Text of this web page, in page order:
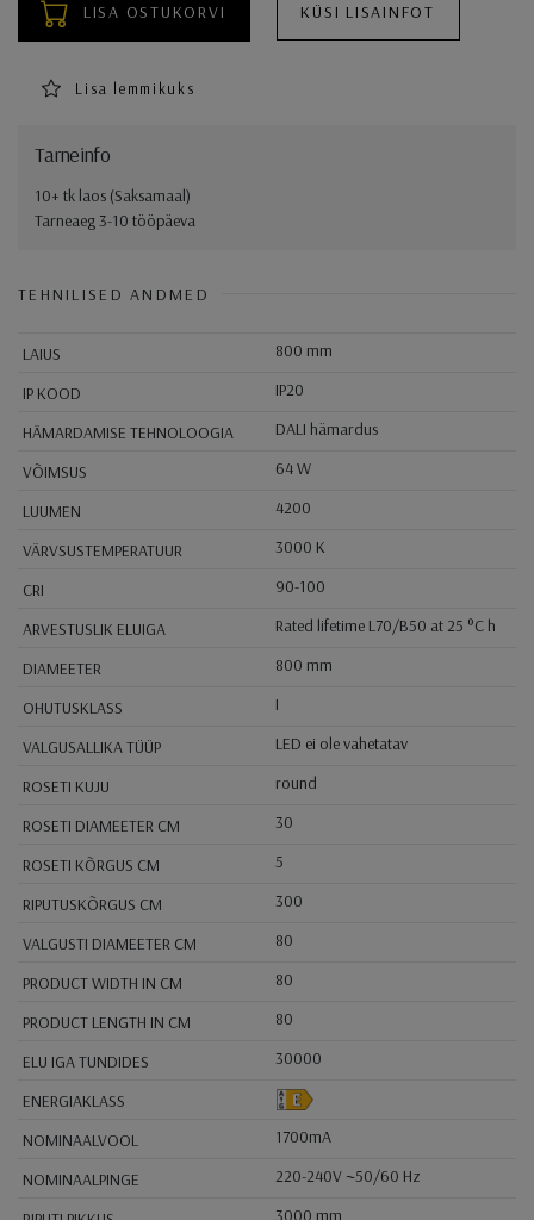
LISA OSTUKORVI KÜSI LISAINFOT
Lisa lemmikuks
Tarneinfo
10+ tk laos (Saksamaal)
Tarneaeg 3-10 tööpäeva
TEHNILISED ANDMED
LAIUS
800 mm
IP KOOD
IP20
HÄMARDAMISE TEHNOLOOGIA
DALI hämardus
VÕIMSUS
64 W
LUUMEN
4200
VÄRVSUSTEMPERATUUR
3000 K
CRI
90-100
ARVESTUSLIK ELUIGA
Rated lifetime L70/B50 at 25 °C h
DIAMEETER
800 mm
OHUTUSKLASS
I
VALGUSALLIKA TÜÜP
LED ei ole vahetatav
ROSETI KUJU
round
ROSETI DIAMEETER CM
30
ROSETI KÕRGUS CM
5
RIPUTUSKÕRGUS CM
300
VALGUSTI DIAMEETER CM
80
PRODUCT WIDTH IN CM
80
PRODUCT LENGTH IN CM
80
ELU IGA TUNDIDES
30000
ENERGIAKLASS
NOMINAALVOOL
1700mA
NOMINAALPINGE
220-240V ~50/60 Hz
3000 mm